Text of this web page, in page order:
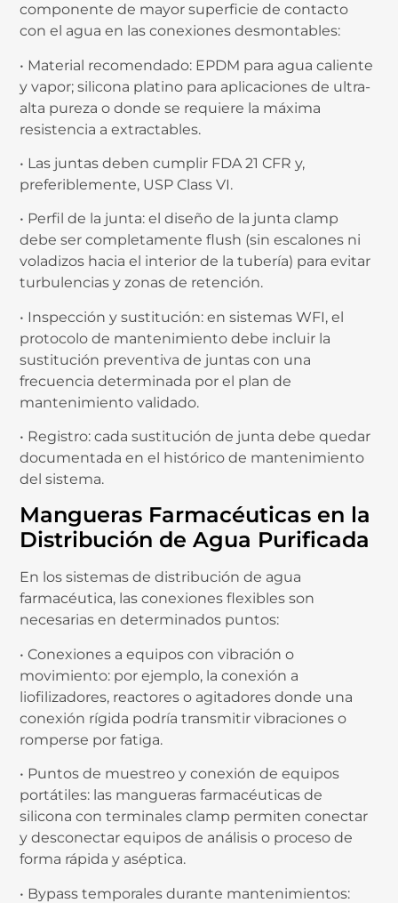
componente de mayor superficie de contacto
con el agua en las conexiones desmontables:
• Material recomendado: EPDM para agua caliente
y vapor; silicona platino para aplicaciones de ultra-
alta pureza o donde se requiere la máxima
resistencia a extractables.
• Las juntas deben cumplir FDA 21 CFR y,
preferiblemente, USP Class VI.
• Perfil de la junta: el diseño de la junta clamp
debe ser completamente flush (sin escalones ni
voladizos hacia el interior de la tubería) para evitar
turbulencias y zonas de retención.
• Inspección y sustitución: en sistemas WFI, el
protocolo de mantenimiento debe incluir la
sustitución preventiva de juntas con una
frecuencia determinada por el plan de
mantenimiento validado.
• Registro: cada sustitución de junta debe quedar
documentada en el histórico de mantenimiento
del sistema.
Mangueras Farmacéuticas en la
Distribución de Agua Purificada
En los sistemas de distribución de agua
farmacéutica, las conexiones flexibles son
necesarias en determinados puntos:
• Conexiones a equipos con vibración o
movimiento: por ejemplo, la conexión a
liofilizadores, reactores o agitadores donde una
conexión rígida podría transmitir vibraciones o
romperse por fatiga.
• Puntos de muestreo y conexión de equipos
portátiles: las mangueras farmacéuticas de
silicona con terminales clamp permiten conectar
y desconectar equipos de análisis o proceso de
forma rápida y aséptica.
• Bypass temporales durante mantenimientos: